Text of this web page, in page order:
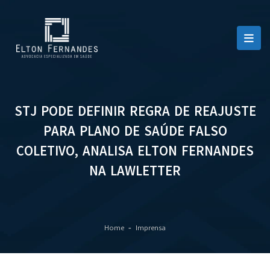
STJ PODE DEFINIR REGRA DE REAJUSTE
PARA PLANO DE SAÚDE FALSO
COLETIVO, ANALISA ELTON FERNANDES
NA LAWLETTER
Home Imprensa